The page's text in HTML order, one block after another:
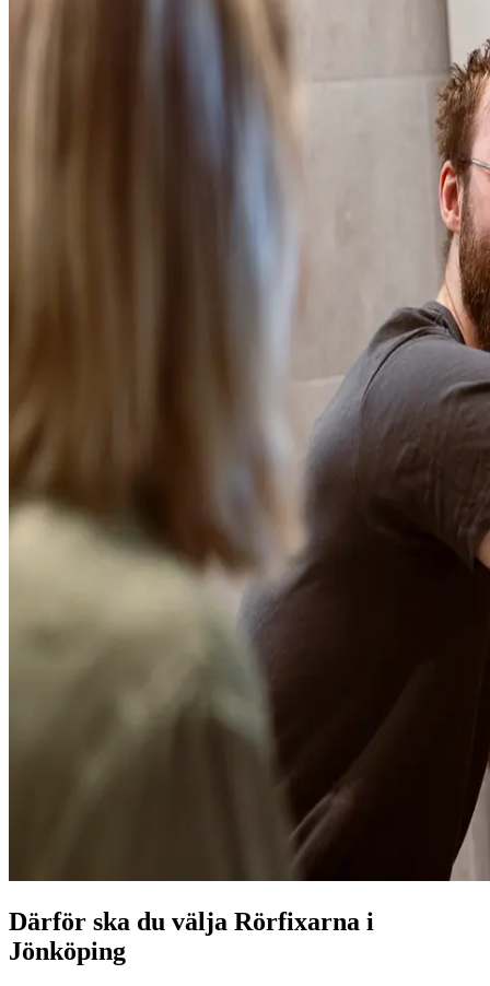
Därför ska du välja Rörfixarna i
Jönköping